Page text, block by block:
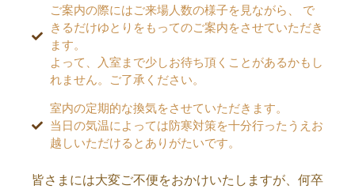
ご案内の際にはご来場人数の様子を見ながら、 で
きるだけゆとりをもってのご案内をさせていただき
ます。
よって、入室まで少しお待ち頂くことがあるかもし
れません。ご了承ください。
室内の定期的な換気をさせていただきます。
当日の気温によっては防寒対策を十分行ったうえお
越しいただけるとありがたいです。
皆さまには大変ご不便をおかけいたしますが、何卒